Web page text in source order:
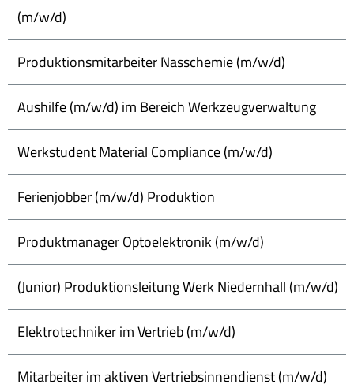
(m/w/d)
Produktionsmitarbeiter Nasschemie (m/w/d)
Aushilfe (m/w/d) im Bereich Werkzeugverwaltung
Werkstudent Material Compliance (m/w/d)
Ferienjobber (m/w/d) Produktion
Produktmanager Optoelektronik (m/w/d)
(Junior) Produktionsleitung Werk Niedernhall (m/w/d)
Elektrotechniker im Vertrieb (m/w/d)
Mitarbeiter im aktiven Vertriebsinnendienst (m/w/d)